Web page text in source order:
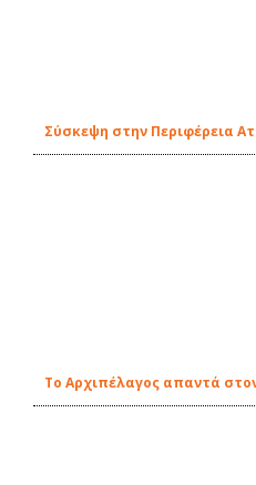
Σύσκεψη στην Περιφέρεια
Τo Αρχιπέλαγος απαντά